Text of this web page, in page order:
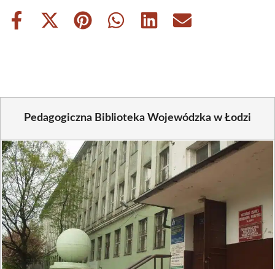
Share
Share
Share
Share
Share
Share
Pedagogiczna Biblioteka Wojewódzka w Łodzi